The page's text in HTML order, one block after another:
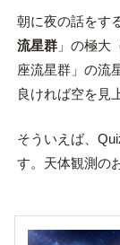
朝に夜の話をす
流星群」の極大
座流星群」の流
良ければ空を見
そういえば、
す。天体観測の